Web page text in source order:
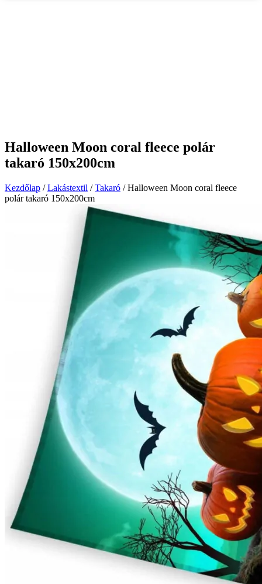
Halloween Moon coral fleece polár
takaró 150x200cm
Kezdőlap /Lakástextil /Takaró / Halloween Moon coral fleece
polár takaró 150x200cm